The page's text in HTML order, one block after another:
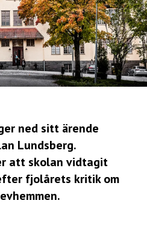
ned sitt ärende
Lundsberg.
att skolan vidtagit
fjolårets kritik om